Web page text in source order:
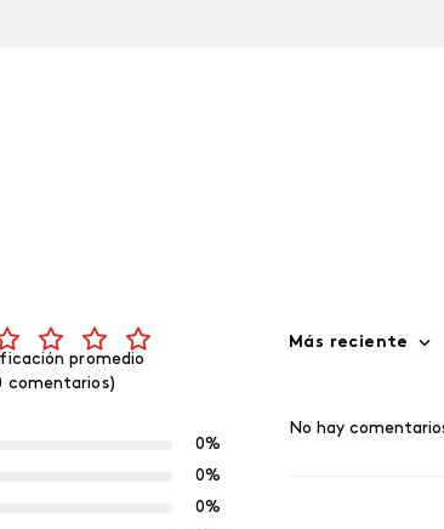
promedio
comentarios)
0%
0%
0%
Más reciente
No hay